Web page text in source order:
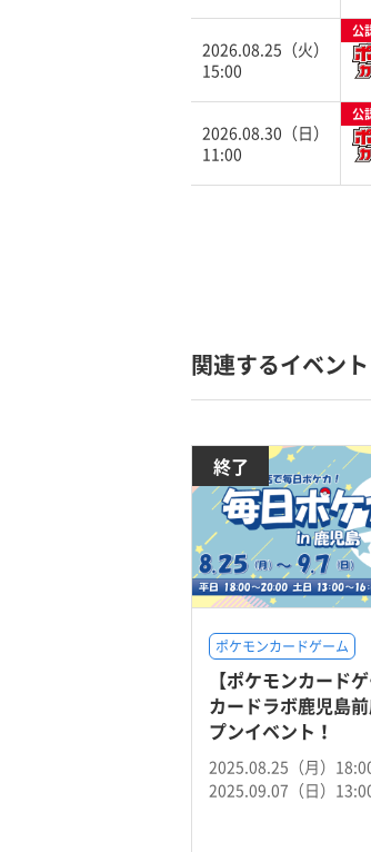
2026.08.25（火）
15:00
公
2026.08.30（日）
11:00
公
関連するイベント
終了
ポケモンカードゲーム
【ポケモンカードゲ
カードラボ鹿児島
プンイベント！
2025.08.25（月）
2025.09.07（日）